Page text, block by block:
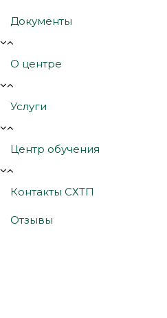
Документы
О центре
Услуги
Центр обучения
Контакты СХТП
Отзывы